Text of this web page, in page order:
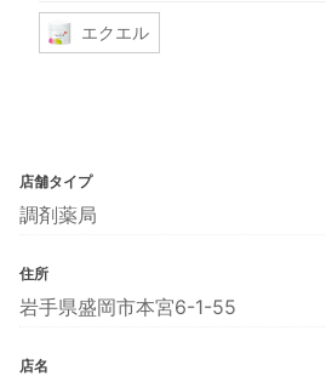
エクエル
店舗タイプ
調剤薬局
住所
岩手県盛岡市本宮6-1-55
店名